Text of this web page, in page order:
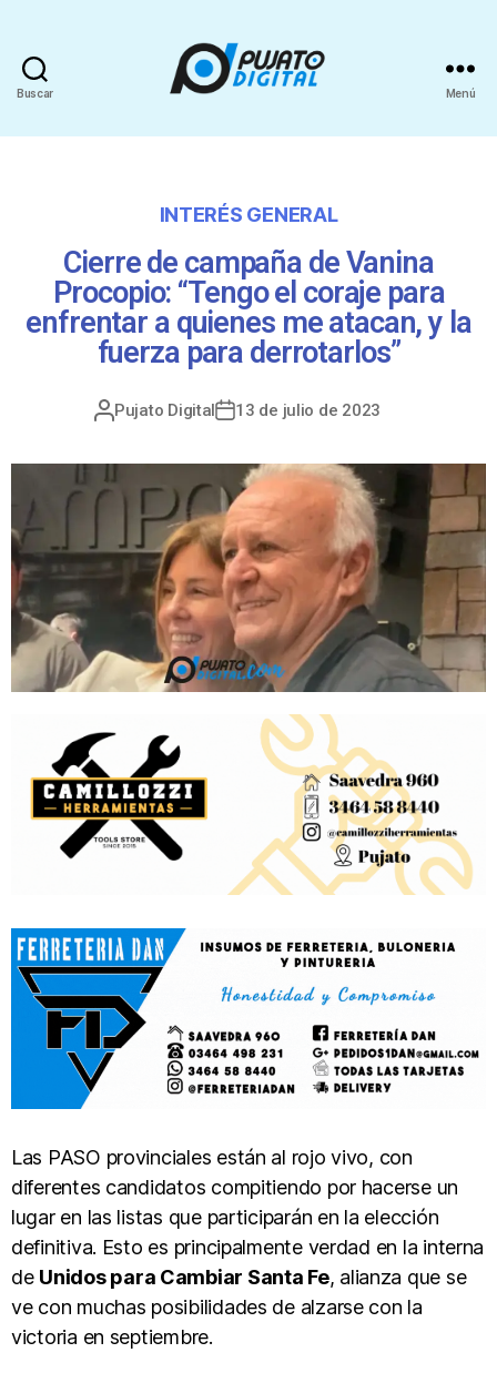
Buscar Menú
INTERÉS GENERAL
Cierre de campaña de Vanina
Procopio: “Tengo el coraje para
enfrentar a quienes me atacan, y la
fuerza para derrotarlos”
Pujato Digital 13 de julio de 2023
Las PASO provinciales están al rojo vivo, con
diferentes candidatos compitiendo por hacerse un
lugar en las listas que participarán en la elección
definitiva. Esto es principalmente verdad en la interna
de Unidos para Cambiar Santa Fe, alianza que se
ve con muchas posibilidades de alzarse con la
victoria en septiembre.